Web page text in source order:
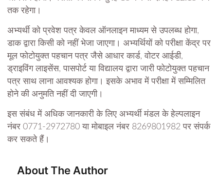
तक रहेगा।
अभ्यर्थी को प्रवेश पत्र केवल ऑनलाइन माध्यम से उपलब्ध होगा,
डाक द्वारा किसी को नहीं भेजा जाएगा। अभ्यर्थियों को परीक्षा केंद्र पर
मूल फोटोयुक्त पहचान पत्र जैसे आधार कार्ड, वोटर आईडी,
ड्राइविंग लाइसेंस, पासपोर्ट या विद्यालय द्वारा जारी फोटोयुक्त पहचान
पत्र साथ लाना आवश्यक होगा। इसके अभाव में परीक्षा में सम्मिलित
होने की अनुमति नहीं दी जाएगी।
इस संबंध में अधिक जानकारी के लिए अभ्यर्थी मंडल के हेल्पलाइन
नंबर 0771-2972780 या मोबाइल नंबर 8269801982 पर संपर्क
कर सकते हैं।
About The Author